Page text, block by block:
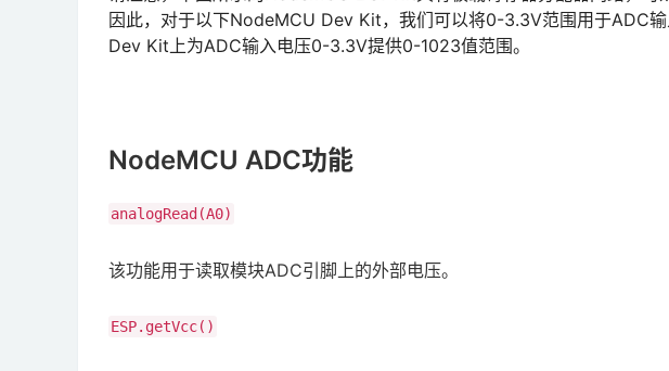
因此，对于以下NodeMCU Dev Kit，我们可以将0-3.3V范围用于ADC
Dev Kit上为ADC输入电压0-3.3V提供0-1023值范围。
NodeMCU ADC功能
analogRead(A0)
该功能用于读取模块ADC引脚上的外部电压。
ESP.getVcc()